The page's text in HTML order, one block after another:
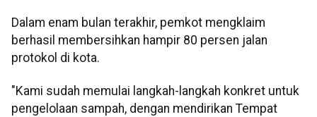
Dalam enam bulan terakhir, pemkot mengklaim
berhasil membersihkan hampir 80 persen jalan
protokol di kota.
"Kami sudah memulai langkah-langkah konkret untuk
pengelolaan sampah, dengan mendirikan Tempat